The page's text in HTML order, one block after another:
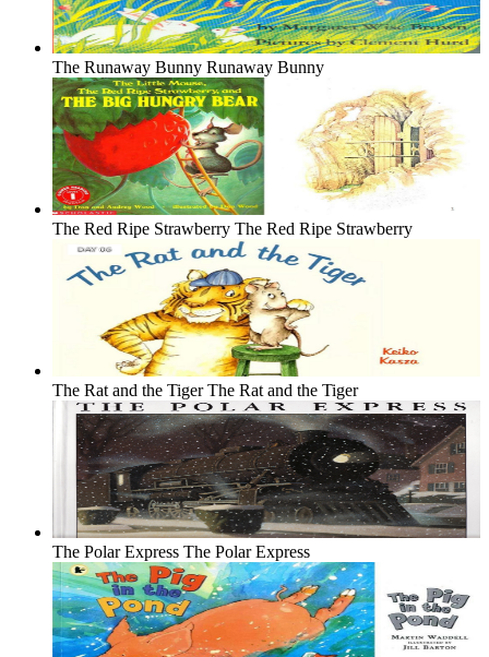
The Runaway Bunny Runaway Bunny
The Red Ripe Strawberry The Red Ripe Strawberry
The Rat and the Tiger The Rat and the Tiger
The Polar Express The Polar Express